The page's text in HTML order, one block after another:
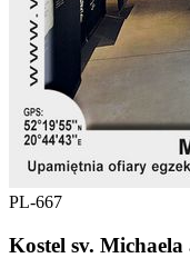
PL-667
Kostel sv.